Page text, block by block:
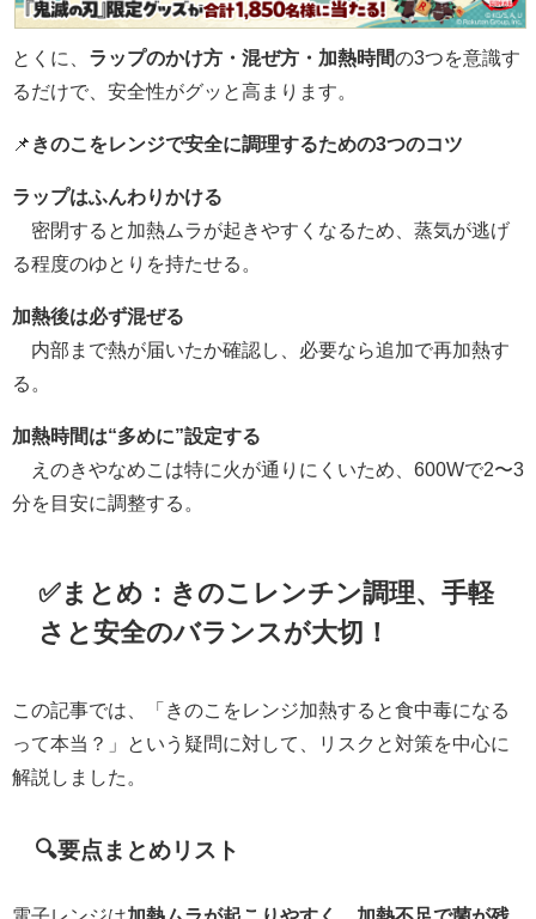
とくに、 ラップのかけ方・混ぜ方・加熱時間の3つを意識す
るだけで、安全性がグッと高まります。
📌 きのこをレンジで安全に調理するための3つのコツ
ラップはふんわりかける
密閉すると加熱ムラが起きやすくなるため、蒸気が逃げ
る程度のゆとりを持たせる。
加熱後は必ず混ぜる
内部まで熱が届いたか確認し、必要なら追加で再加熱す
る。
加熱時間は“多めに”設定する
えのきやなめこは特に火が通りにくいため、600Wで2〜3
分を目安に調整する。
✅まとめ：きのこレンチン調理、手軽
さと安全のバランスが大切！
この記事では、「きのこをレンジ加熱すると食中毒になる
って本当？」という疑問に対して、リスクと対策を中心に
解説しました。
🔍要点まとめリスト
電子レンジは加熱ムラが起こりやすく、加熱不足で菌が残